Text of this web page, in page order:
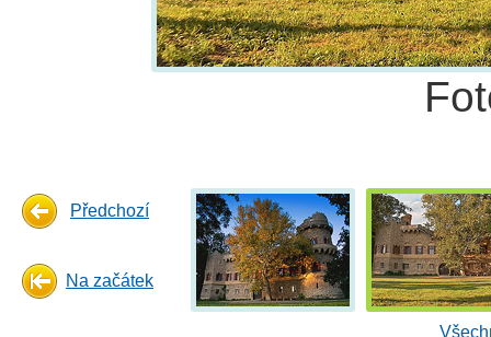
Předchozí
Na začátek